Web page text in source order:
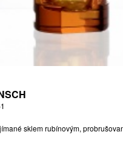
sklem rubínovým,